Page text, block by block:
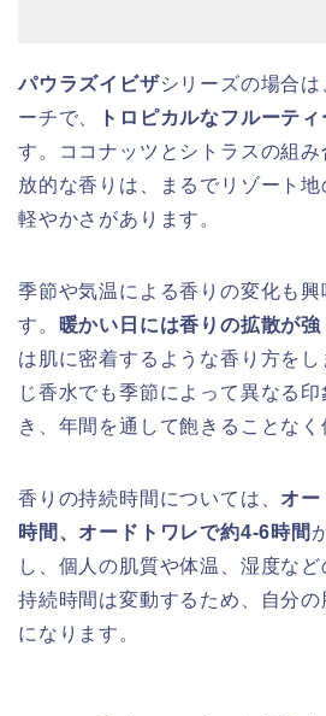
パウラズイビザシリーズの場合は
ーチで、
トロピカルなフルーティ
す。ココナッツとシトラスの組
放的な香りは、まるでリゾート
軽やかさがあります。
季節や気温による香りの変化も
す。
暖かい日には香りの拡散が強
は肌に密着するような香り方をし
じ香水でも季節によって異なる
き、年間を通して飽きることなく
香りの持続時間については、 オー
時間、オードトワレで約4-6時間
し、個人の肌質や体温、湿度な
持続時間は変動するため、自分
になります。